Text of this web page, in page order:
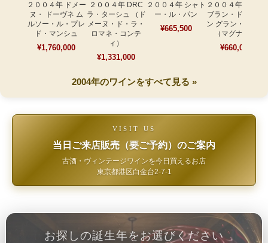
２００４年 ドメー
ヌ・ ドーヴネ ム
ルソー・ル・プレ
ド・マンシュ
¥1,760,000
２００４年 DRC
ラ・ターシュ （ド
メーヌ・ド・ラ・
ロマネ・コンテ
ィ）
¥1,331,000
２００４年 シャト
ー・ル・パン
¥665,500
２００４年 サロン
ブラン・ド・ブラ
ン グラン・クリュ
（マグナム）
¥660,000
2004年のワインをすべて見る »
VISIT US
当日ご来店販売（要ご予約）のご案内
古酒・ヴィンテージワインを今日買えるお店
東京都港区白金台2-7-1
お探しの誕生年をお選びください